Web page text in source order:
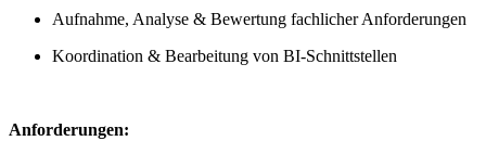
Aufnahme, Analyse & Bewertung fachlicher Anforderungen
Koordination & Bearbeitung von BI-Schnittstellen
Anforderungen: